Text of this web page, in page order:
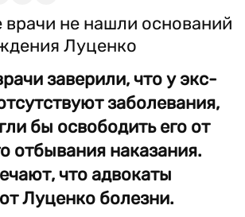
заверили, что у экс-
заболевания,
бы освободить его от
отбывания наказания.
что адвокаты
Луценко болезни.